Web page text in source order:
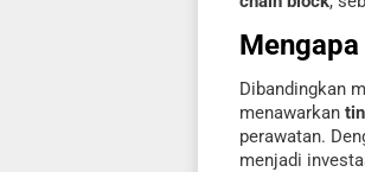
Dibandingkan
menawarkan
perawatan.
menjadi